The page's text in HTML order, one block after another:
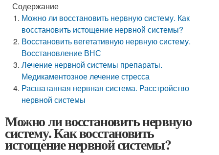
Содержание
Можно ли восстановить нервную систему. Как
восстановить истощение нервной системы?
Восстановить вегетативную нервную систему.
Восстановление ВНС
Лечение нервной системы препараты.
Медикаментозное лечение стресса
Расшатанная нервная система. Расстройство
нервной системы
Можно ли восстановить нервную
систему. Как восстановить
истощение нервной системы?